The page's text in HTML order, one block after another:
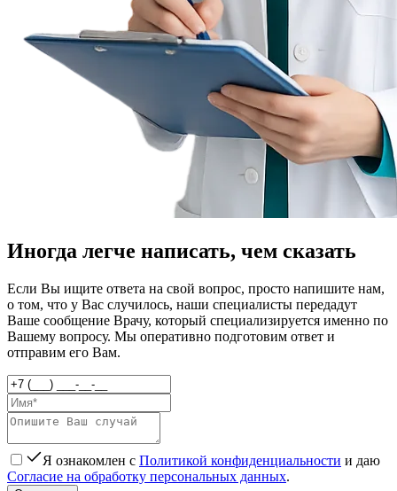
Иногда легче написать, чем сказать
Если Вы ищите ответа на свой вопрос, просто напишите нам,
о том, что у Вас случилось, наши специалисты передадут
Ваше сообщение Врачу, который специализируется именно по
Вашему вопросу. Мы оперативно подготовим ответ и
отправим его Вам.
Я ознакомлен с Политикой конфиденциальности и даю
Согласие на обработку персональных данных.